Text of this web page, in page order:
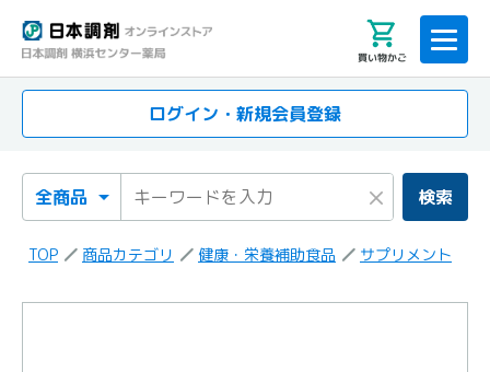
買い物かご
ログイン・新規会員登録
検索カテゴリ
検索キーワード × 検索
TOP 商品カテゴリ 健康・栄養補助食品 サプリメント